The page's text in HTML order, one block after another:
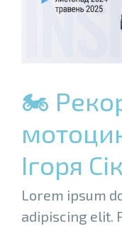
🏍
Ігоря
Lorem ipsum
adipiscing elit.